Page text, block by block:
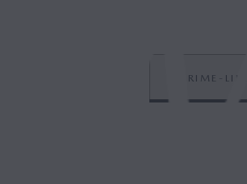
PRIME-LINE